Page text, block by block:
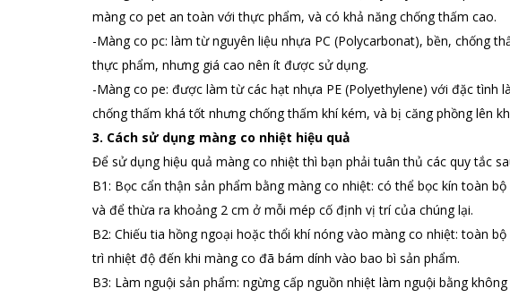
màng co pet an toàn với thực phẩm, và có khả năng chống thấm cao.
-Màng co pc: làm từ nguyên liệu nhựa PC (Polycarbonat), bền, chống
thực phẩm, nhưng giá cao nên ít được sử dụng.
-Màng co pe: được làm từ các hạt nhựa PE (Polyethylene) với đặc tình
chống thấm khá tốt nhưng chống thấm khí kém, và bị căng phồng lên
3. Cách sử dụng màng co nhiệt hiệu quả
Để sử dụng hiệu quả màng co nhiệt thì bạn phải tuân thủ các quy tắc
B1: Bọc cẩn thận sản phẩm bằng màng co nhiệt: có thể bọc kín toàn
và để thừa ra khoảng 2 cm ở mỗi mép cố định vị trí của chúng lại.
B2: Chiếu tia hồng ngoại hoặc thổi khí nóng vào màng co nhiệt: toàn
trì nhiệt độ đến khi màng co đã bám dính vào bao bì sản phẩm.
B3: Làm nguội sản phẩm: ngừng cấp nguồn nhiệt làm nguội bằng không